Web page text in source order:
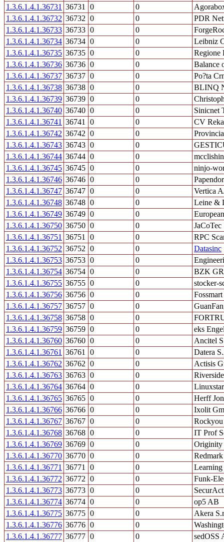
1.3.6.1.4.1.36731 36731 0 0
1.3.6.1.4.1.36732 36732 0 0
PDR
1.3.6.1.4.1.36733 36733 0 0
1.3.6.1.4.1.36734 36734 0 0
Leibniz
1.3.6.1.4.1.36735 36735 0 0
Regione
1.3.6.1.4.1.36736 36736 0 0
Balance
1.3.6.1.4.1.36737 36737 0 0
Po?ta
1.3.6.1.4.1.36738 36738 0 0
BLINQ
1.3.6.1.4.1.36739 36739 0 0
1.3.6.1.4.1.36740 36740 0 0
Sinicnet
1.3.6.1.4.1.36741 36741 0 0
CV
1.3.6.1.4.1.36742 36742 0 0
1.3.6.1.4.1.36743 36743 0 0
1.3.6.1.4.1.36744 36744 0 0
1.3.6.1.4.1.36745 36745 0 0
ninjo-
1.3.6.1.4.1.36746 36746 0 0
1.3.6.1.4.1.36747 36747 0 0
Vertica
1.3.6.1.4.1.36748 36748 0 0
Leine &
1.3.6.1.4.1.36749 36749 0 0
1.3.6.1.4.1.36750 36750 0 0
JaCoTec
1.3.6.1.4.1.36751 36751 0 0
RPC
1.3.6.1.4.1.36752 36752 0 0
Datasinc
1.3.6.1.4.1.36753 36753 0 0
1.3.6.1.4.1.36754 36754 0 0
BZK
1.3.6.1.4.1.36755 36755 0 0
stocker-
1.3.6.1.4.1.36756 36756 0 0
1.3.6.1.4.1.36757 36757 0 0
1.3.6.1.4.1.36758 36758 0 0
1.3.6.1.4.1.36759 36759 0 0
eks
1.3.6.1.4.1.36760 36760 0 0
Ancitel
1.3.6.1.4.1.36761 36761 0 0
Datera
1.3.6.1.4.1.36762 36762 0 0
Actisis
1.3.6.1.4.1.36763 36763 0 0
1.3.6.1.4.1.36764 36764 0 0
1.3.6.1.4.1.36765 36765 0 0
Herff
1.3.6.1.4.1.36766 36766 0 0
Ixolit
1.3.6.1.4.1.36767 36767 0 0
Rockyou
1.3.6.1.4.1.36768 36768 0 0
IT Prof
1.3.6.1.4.1.36769 36769 0 0
Originity
1.3.6.1.4.1.36770 36770 0 0
Redmark
1.3.6.1.4.1.36771 36771 0 0
1.3.6.1.4.1.36772 36772 0 0
Funk-
1.3.6.1.4.1.36773 36773 0 0
1.3.6.1.4.1.36774 36774 0 0
op5 AB
1.3.6.1.4.1.36775 36775 0 0
Akera
1.3.6.1.4.1.36776 36776 0 0
1.3.6.1.4.1.36777 36777 0 0 sedOSS